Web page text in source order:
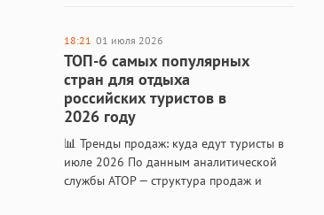
туроператоров отставание от
прошлогодних…
18:21 01 июля 2026
ТОП-6 самых популярных
стран для отдыха
российских туристов в
2026 году
📊 Тренды продаж: куда едут туристы в
июле 2026 По данным аналитической
службы АТОР — структура продаж и